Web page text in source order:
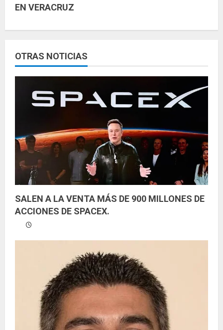
e
l
e
y
d
o
EN VERACRUZ
OTRAS NOTICIAS
SALEN A LA VENTA MÁS DE 900 MILLONES DE
ACCIONES DE SPACEX.